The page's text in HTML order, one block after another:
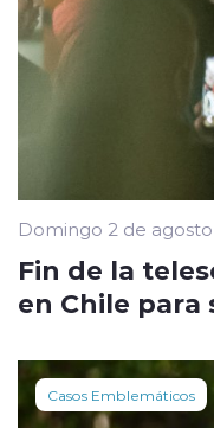
Domingo 2 de
Fin de la
en Chile para
Casos Emblemáticos